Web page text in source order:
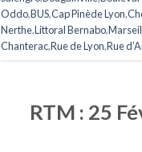
Oddo,BUS,Cap Pinède Lyon,
Nerthe,Littoral Bernabo,
Chanterac,Rue de Lyon,Rue
RTM : 25